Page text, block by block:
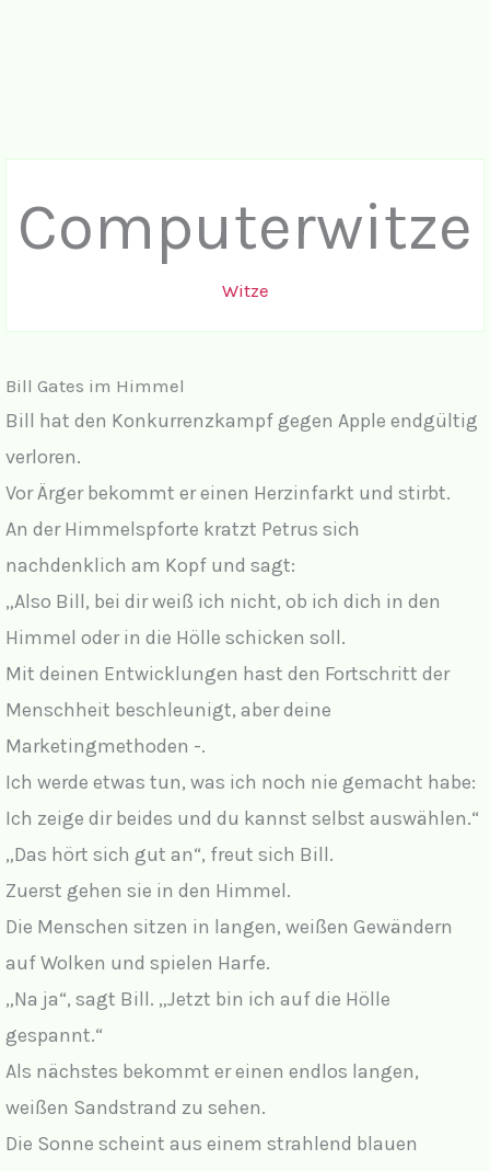
Computerwitze
Witze
Bill Gates im Himmel
Bill hat den Konkurrenzkampf gegen Apple endgültig
verloren.
Vor Ärger bekommt er einen Herzinfarkt und stirbt.
An der Himmelspforte kratzt Petrus sich
nachdenklich am Kopf und sagt:
„Also Bill, bei dir weiß ich nicht, ob ich dich in den
Himmel oder in die Hölle schicken soll.
Mit deinen Entwicklungen hast den Fortschritt der
Menschheit beschleunigt, aber deine
Marketingmethoden -.
Ich werde etwas tun, was ich noch nie gemacht habe:
Ich zeige dir beides und du kannst selbst auswählen.“
„Das hört sich gut an“, freut sich Bill.
Zuerst gehen sie in den Himmel.
Die Menschen sitzen in langen, weißen Gewändern
auf Wolken und spielen Harfe.
„Na ja“, sagt Bill. „Jetzt bin ich auf die Hölle
gespannt.“
Als nächstes bekommt er einen endlos langen,
weißen Sandstrand zu sehen.
Die Sonne scheint aus einem strahlend blauen